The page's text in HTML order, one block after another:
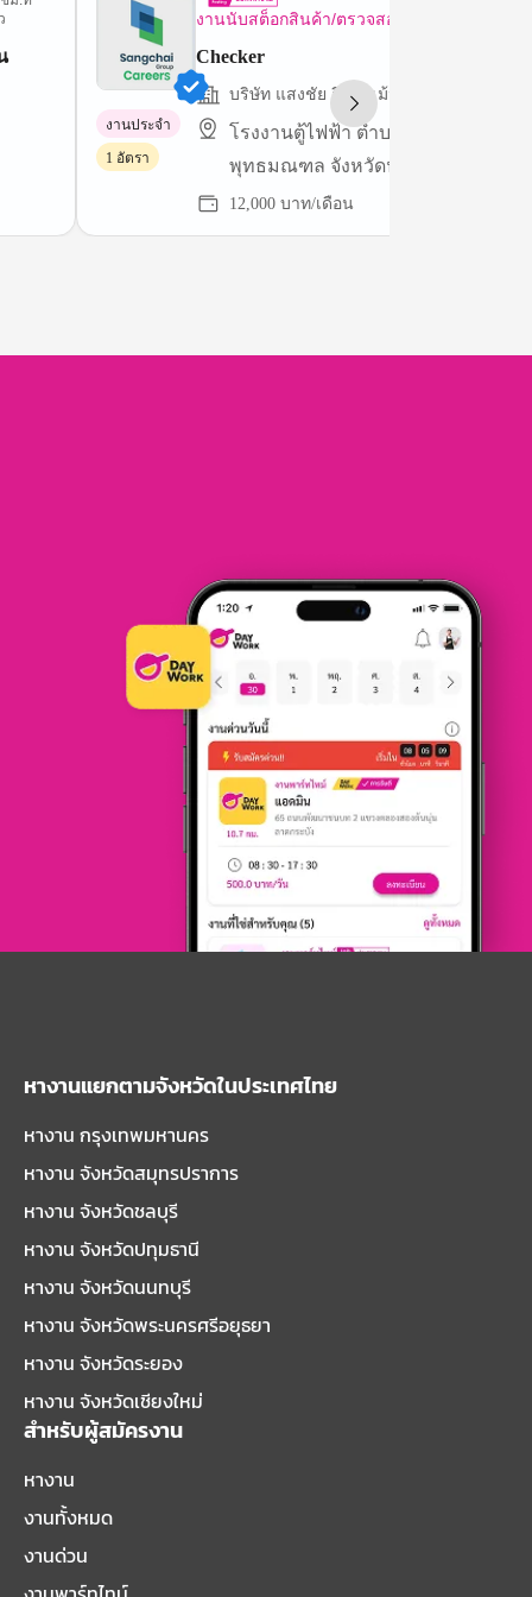
งานนับสต็อกสินค้า/ตรวจสอบทรัพย์สิน
Checker
บริษัท แสงชัย อีควิพเม้นท์ จำกัด
โรงงานตู้ไฟฟ้า ตำบลศาลายา อำเภอ
พุทธมณฑล จังหวัดนครปฐม 73170
12,000 บาท/เดือน
งานประจำ
1 อัตรา
หางานแยกตามจังหวัดในประเทศไทย
หางาน กรุงเทพมหานคร
หางาน จังหวัดสมุทรปราการ
หางาน จังหวัดชลบุรี
หางาน จังหวัดปทุมธานี
หางาน จังหวัดนนทบุรี
หางาน จังหวัดพระนครศรีอยุธยา
หางาน จังหวัดระยอง
หางาน จังหวัดเชียงใหม่
สำหรับผู้สมัครงาน
หางาน
งานทั้งหมด
งานด่วน